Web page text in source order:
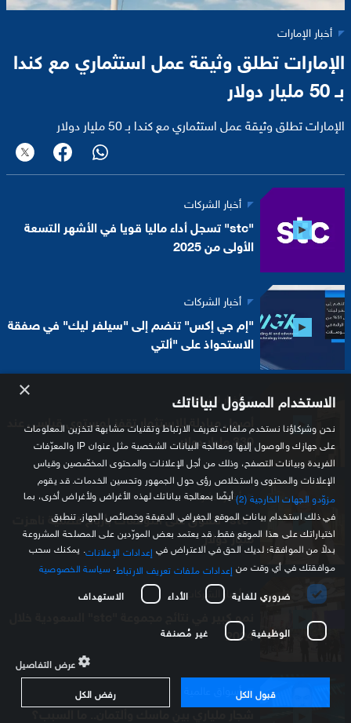
أخبار الإمارات
الإمارات تطلق وثيقة عمل استثماري مع كندا
بـ 50 مليار دولار
الإمارات تطلق وثيقة عمل استثماري مع كندا بـ 50 مليار دولار
أخبار الشركات
"stc" تسجل أداء ماليا قويا في الأشهر التسعة
الأولى من 2025
أخبار الشركات
"إم جي إكس" تنضم إلى "سيلفر ليك" في صفقة
الاستحواذ على "ألتي
أخبار الشركات
أصول مبادلة للاستثمار تقفز لمستوى قياسي عند
330 مليار دولار
أخبار الشركات
"stc" تتفوق على التوقعات بأرباح فصلية ناهزت
مليار دولار
أخبار الشركات
2024
أسواق عالمية
شجار ملياري بين ماسك وألتمان.. ما السبب؟
× الاستخدام المسؤول لبياناتك
نحن وشركاؤنا نستخدم ملفات تعريف الارتباط وتقنيات مشابهة لتخزين المعلومات
على جهازك والوصول إليها ومعالجة البيانات الشخصية مثل عنوان IP والمعرّفات
الفريدة وبيانات التصفح، وذلك من أجل الإعلانات والمحتوى المخصّصين وقياس
الإعلانات والمحتوى واستخلاص رؤى حول الجمهور وتحسين الخدمات. قد يقوم
مزوّدو الجهات الخارجية (2)
أيضًا بمعالجة بياناتك لهذه الأغراض ولأغراض أخرى، بما
في ذلك استخدام بيانات الموقع الجغرافي الدقيقة وخصائص الجهاز. تنطبق
اختياراتك على هذا الموقع فقط. قد يعتمد بعض المورّدين على المصلحة المشروعة
بدلاً من الموافقة؛ لديك الحق في الاعتراض في إعدادات الإعلانات . يمكنك سحب
موافقتك في أي وقت من إعدادات ملفات تعريف الارتباط سياسة الخصوصية
ضروري للغاية
الأداء الاستهداف
الوظيفية غير مُصنفة
عرض التفاصيل
قبول الكل
رفض الكل